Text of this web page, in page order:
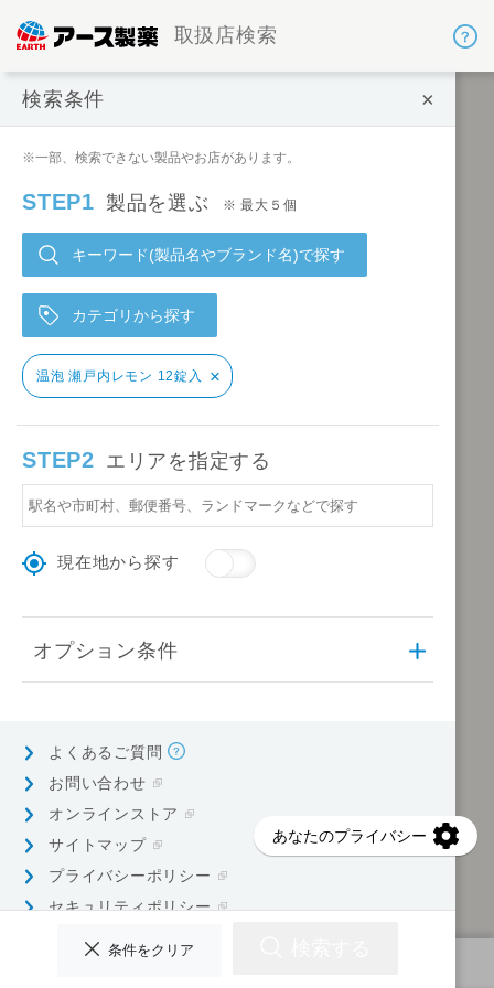
取扱店検索
検索条件 ×
※一部、検索できない製品やお店があります。
STEP1 製品を選ぶ ※ 最大５個
キーワード(製品名やブランド名)で探す
カテゴリから探す
温泡 瀬戸内レモン 12錠入 ×
STEP2 エリアを指定する
現在地から探す
オプション条件
よくあるご質問
お問い合わせ
オンラインストア
サイトマップ
プライバシーポリシー
セキュリティポリシー
条件をクリア
検索条件